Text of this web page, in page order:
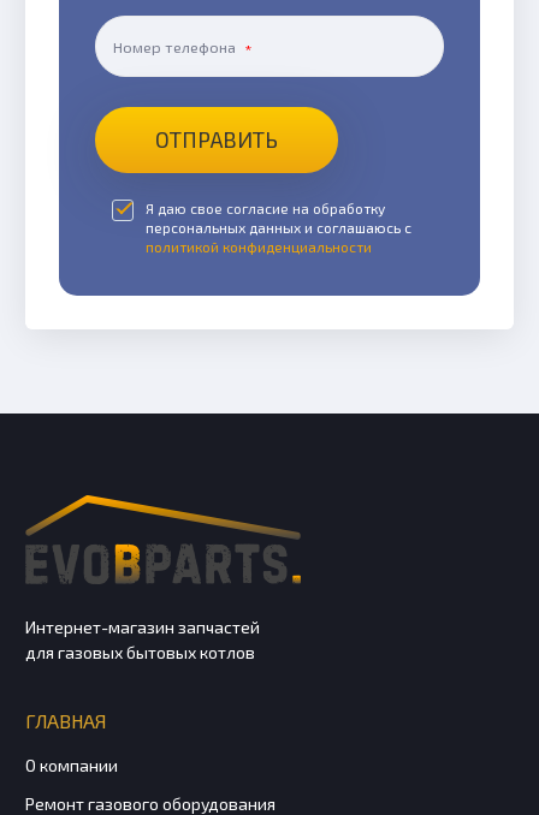
Номер телефона
ОТПРАВИТЬ
Я даю свое согласие на обработку
персональных данных и соглашаюсь с
политикой конфиденциальности
Интернет-магазин запчастей
для газовых бытовых котлов
ГЛАВНАЯ
О компании
Ремонт газового оборудования